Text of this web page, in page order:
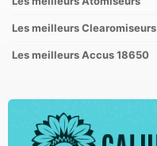
Les meilleurs Clearomiseurs
Les meilleurs Accus 18650